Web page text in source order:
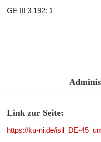
GE III 3 192: 1
Link zur Seite:
https://ku-ni.de/isil_DE-